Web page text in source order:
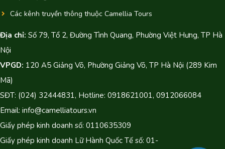
Các kênh truyền thông thuộc Camellia Tours
Địa chỉ: Số 79, Tổ 2, Đường Tình Quang, Phường Việt Hưng, TP Hà
Nội
VPGD: 120 A5 Giảng Võ, Phường Giảng Võ, TP Hà Nội (289 Kim
Mã)
SĐT: (024) 32444831, Hotline: 0918621001, 0912066084
Email: info@camelliatours.vn
Giấy phép kinh doanh số: 0110635309
Giấy phép kinh doanh Lữ Hành Quốc Tế số: 01-